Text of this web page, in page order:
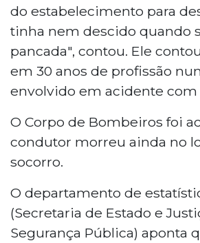
do estabelecimento para
tinha nem descido quando
pancada", contou. Ele
em 30 anos de profissão
envolvido em acidente
O Corpo de Bombeiros foi
condutor morreu ainda no
socorro.
O departamento de
(Secretaria de Estado e
Segurança Pública) aponta